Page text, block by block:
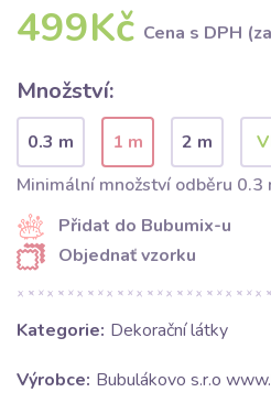
499Kč Cena s DPH
Množství:
0.3 m 1 m
2 m
Minimální množství odběru 0.3
Přidat do Bubumix-u
Objednať vzorku
Kategorie: Dekorační látky
Výrobce: Bubulákovo s.r.o